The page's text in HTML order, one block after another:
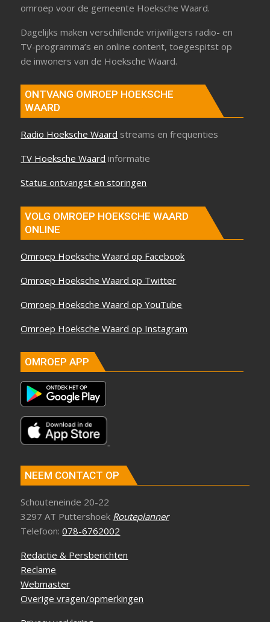
omroep voor de gemeente Hoeksche Waard.
Dagelijks maken verschillende vrijwilligers radio- en
TV-programma’s en online content, toegespitst op
de inwoners van de Hoeksche Waard.
ONTVANG OMROEP HOEKSCHE
WAARD
Radio Hoeksche Waard streams en frequenties
TV Hoeksche Waard informatie
Status ontvangst en storingen
VOLG OMROEP HOEKSCHE WAARD
ONLINE
Omroep Hoeksche Waard op Facebook
Omroep Hoeksche Waard op Twitter
Omroep Hoeksche Waard op YouTube
Omroep Hoeksche Waard op Instagram
OMROEP APP
NEEM CONTACT OP
Schouteneinde 20-22
3297 AT Puttershoek Routeplanner
Telefoon:078-6762002
Redactie & Persberichten
Reclame
Webmaster
Overige vragen/opmerkingen